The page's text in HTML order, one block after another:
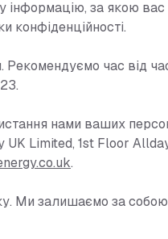
за якою вас
конфіденційності.
Рекомендуємо час від
нами ваших
Limited, 1st Floor
.
Ми залишаємо за